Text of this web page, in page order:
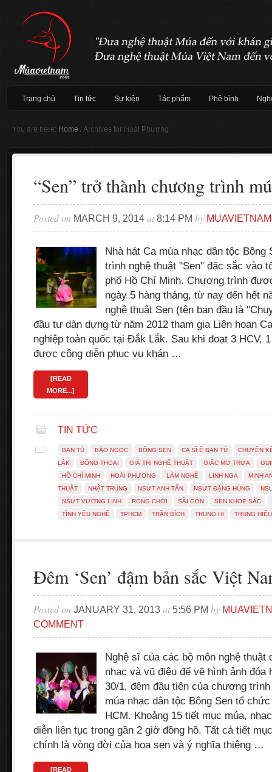
Trang chủ Tin tức Sự kiện Tác phẩm Phê bình
You are here: Home /Archives for Hoài Phương
“Sen” trở thành chương trình
Posted on MARCH 9, 2014 at8:14 PM by MUAVIETNAM
Nhà hát Ca múa nhạc dân tộc Bông
trình nghệ thuật "Sen" đặc sắc vào
phố Hồ Chí Minh. Chương trình
ngày 5 hàng tháng, từ nay đến hết
nghệ thuật Sen (tên ban đầu là
đầu tư dàn dựng từ năm 2012 tham gia Liên hoan
nghiệp toàn quốc tại Đắk Lắk. Sau khi đoạt 3 HCV,
được công diễn phục vụ khán …
[READ
MORE...]
TIN TỨC
BAN TÚ BẢO NGỌC BÔNG SEN CA SĨ Ê BAN TÚ
CHUYỆN
LẮK
ĐỒNG THOẠI GIÁ TRỊ NGHỆ THUẬT GIẤC MƠ TRƯA
HỒ CHÍ MINH
HOÀI PHƯƠNG LÀM NGHỀ LINH NGA
MINH
THUẬT
NHẬT TRUNG NSƯT ANH TẤN NSƯT ĐẶNG HÙNG
NSƯT VƯƠNG LINH
RONG CHƠI SÀI GÒN SEN KHOE SẮC
TÌNH YÊU NGHỀ
TPHCM TRẦN BÍCH TRUNG HI TRUNG HIẾU
Đêm ‘Sen’ đậm bản sắc Việt
Posted on JANUARY 31, 2013 at 5:56 PM by
COMMENT
Nghệ sĩ của các bộ môn nghệ thuật
nhạc và vũ điệu để vẽ hình ảnh đóa
30/1, đêm đầu tiên của chương
múa nhạc dân tộc Bông Sen tổ
HCM. Khoảng 15 tiết mục múa,
diễn liên tục trong gần 2 giờ đồng hồ. Tất cả tiết
chính là vòng đời của hoa sen và ý nghĩa thiêng …
[READ